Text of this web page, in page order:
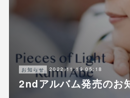
お知らせ 2022.11.19 05:18
2ndアルバム発売のお